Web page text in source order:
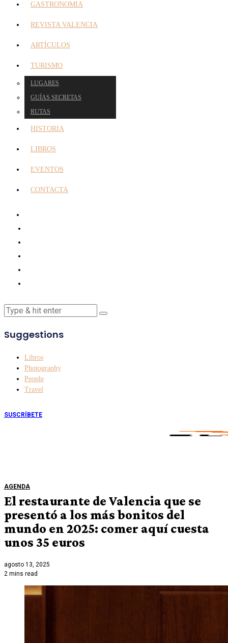
GASTRONOMIA
REVISTA VALENCIA
ARTÍCULOS
TURISMO
LUGARES
GUÍAS SECRETAS
RUTAS
HISTORIA
LIBROS
EVENTOS
CONTACTA
Suggestions
Libros
Photography
People
Travel
SUSCRÍBETE
AGENDA
El restaurante de Valencia que se
presentó a los más bonitos del
mundo en 2025: comer aquí cuesta
unos 35 euros
agosto 13, 2025
2 mins read